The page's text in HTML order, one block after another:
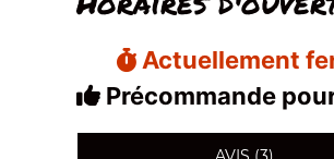
Actuellement
Précommande